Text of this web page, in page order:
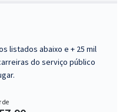
listados abaixo e + 25 mil
do serviço público
de